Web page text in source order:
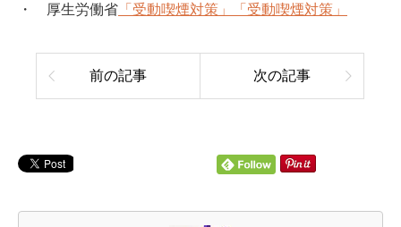
・ 厚生労働省 「受動喫煙対策」 「受動喫煙対策」
前の記事 次の記事